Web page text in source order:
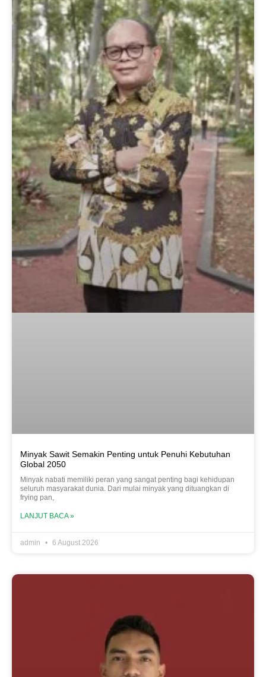
Minyak Sawit Semakin Penting untuk Penuhi Kebutuhan
Global 2050
Minyak nabati memiliki peran yang sangat penting bagi kehidupan
seluruh masyarakat dunia. Dari mulai minyak yang dituangkan di
frying pan,
LANJUT BACA »
admin 6 August 2026